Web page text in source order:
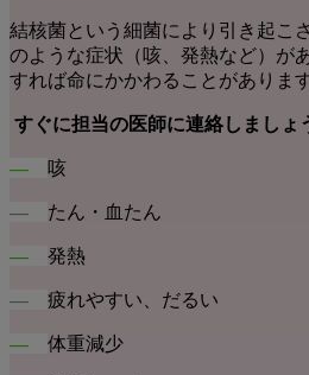
結核菌という細菌により引き起こ
のような症状（咳、発熱など）が
すれば命にかかわることがありま
すぐに担当の医師に連絡しましょ
― 咳
― たん・血たん
― 発熱
― 疲れやすい、だるい
― 体重減少